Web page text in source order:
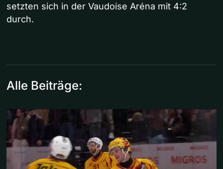
setzten sich in der Vaudoise Aréna mit 4:2
durch.
Alle Beiträge: